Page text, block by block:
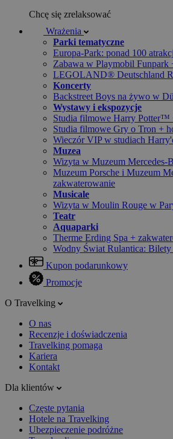
Chcę się zrelaksować
Wrażenia
Parki tematyczne
Europa-Park: ponad 100
Zabawa w Playmobil Funpark
LEGOLAND® Deutschland
Koncerty
Backstreet Boys na żywo w
Wystawy i ekspozycje
Studia filmowe Harry Potter™
Studia filmowe Gry o Tron +
Wieczór VIP w studiach
Muzea
Wizyta w Muzeum Mercedes-
Muzeum Porsche i Muzeum
zakwaterowanie
Musicale
Wizyta w Moulin Rouge w
Teatr
Aquaparki
Therme Erding Spa +
Wodny Świat Rulantica:
Kupon podarunkowy
Promocje
O Travelking
O nas
Recenzje i doświadczenia
Travelking pomaga
Kariera
Kontakt
Dla klientów
Częste pytania
Hotele na Travelking
Ubezpieczenie podróżne